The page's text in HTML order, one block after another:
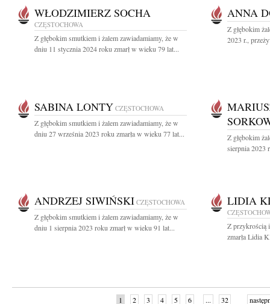
WŁODZIMIERZ SOCHA
CZĘSTOCHOWA
Z głębokim smutkiem i żalem zawiadamiamy, że w
dniu 11 stycznia 2024 roku zmarł w wieku 79 lat...
ANNA
Z głębokim
2023 r.,
SABINA LONTY CZĘSTOCHOWA
Z głębokim smutkiem i żalem zawiadamiamy, że w
dniu 27 września 2023 roku zmarła w wieku 77 lat...
Z głębokim
sierpnia 2023
ANDRZEJ SIWIŃSKI CZĘSTOCHOWA
Z głębokim smutkiem i żalem zawiadamiamy, że w
dniu 1 sierpnia 2023 roku zmarł w wieku 91 lat...
LIDIA
Z przykrością
zmarła Lidia
1 2 3 4 5 6 ... 32